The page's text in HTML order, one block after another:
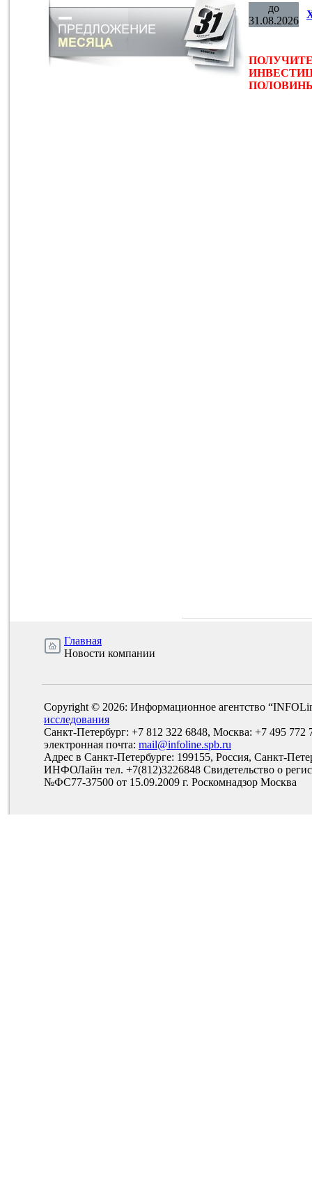
до
31.08.2026
ПОЛОВИНЫ
Главная
Новости компании
Copyright © 2026: Информационное агентство
исследования
Санкт-Петербург: +7 812 322 6848, Москва: +7 495 772
электронная почта: mail@infoline.spb.ru
Адрес в Санкт-Петербурге: 199155, Россия, Санкт-
ИНФОЛайн тел. +7(812)3226848 Свидетельство о
№ФС77-37500 от 15.09.2009 г. Роскомнадзор Москва